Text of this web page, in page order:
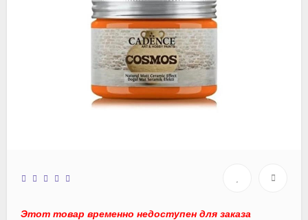
Этот товар временно недоступен для заказа